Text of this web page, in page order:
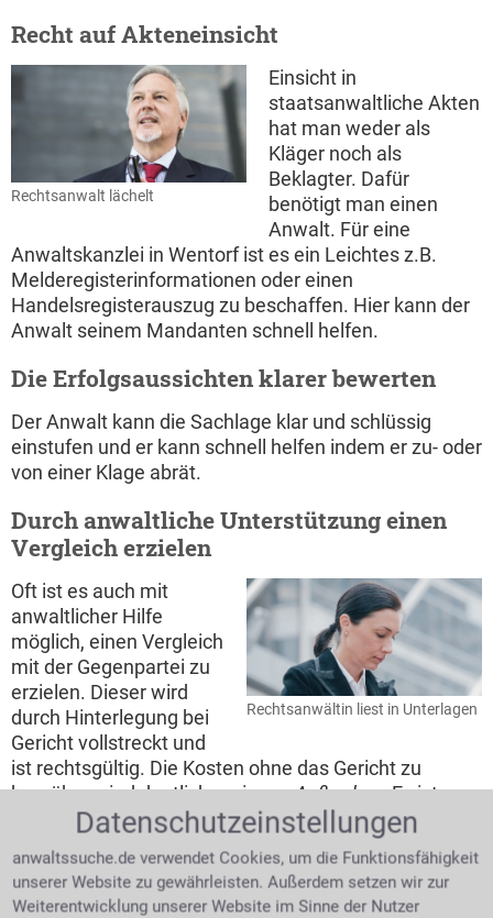
Recht auf Akteneinsicht
Rechtsanwalt lächelt
Einsicht in
staatsanwaltliche Akten
hat man weder als
Kläger noch als
Beklagter. Dafür
benötigt man einen
Anwalt. Für eine
Anwaltskanzlei in Wentorf ist es ein Leichtes z.B.
Melderegisterinformationen oder einen
Handelsregisterauszug zu beschaffen. Hier kann der
Anwalt seinem Mandanten schnell helfen.
Die Erfolgsaussichten klarer bewerten
Der Anwalt kann die Sachlage klar und schlüssig
einstufen und er kann schnell helfen indem er zu- oder
von einer Klage abrät.
Durch anwaltliche Unterstützung einen
Vergleich erzielen
Rechtsanwältin liest in Unterlagen
Oft ist es auch mit
anwaltlicher Hilfe
möglich, einen Vergleich
mit der Gegenpartei zu
erzielen. Dieser wird
durch Hinterlegung bei
Gericht vollstreckt und
ist rechtsgültig. Die Kosten ohne das Gericht zu
bemühen sind deutlich geringer.Außerdem:Es ist
beruhigend einen Partner an seiner Seite zu wissen,
der einem mit Rat und Tat zur Seite steht und den
eigenen Standpunkt überzeugend vertritt.Manchmal
ist ein Anwalt aber auch nicht nötig.
Datenschutzeinstellungen
anwaltssuche.de verwendet Cookies, um die Funktionsfähigkeit
unserer Website zu gewährleisten. Außerdem setzen wir zur
Weiterentwicklung unserer Website im Sinne der Nutzer